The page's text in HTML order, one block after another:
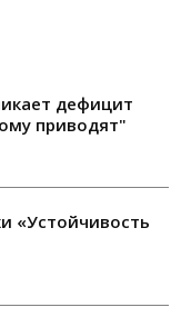
дефицит
приводят"
«Устойчивость